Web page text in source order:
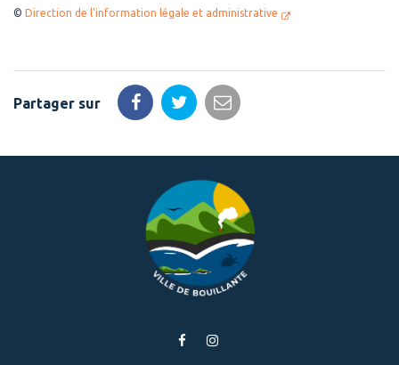
© Direction de l'information légale et administrative
Partager sur
Partager
Facebook
Partager
Twitter
Partager
email
Lien